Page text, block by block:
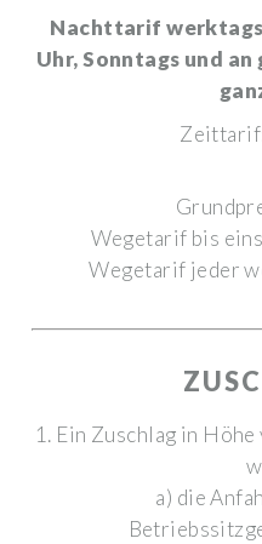
Nachttarif werktags
Uhr, Sonntags und
Wegetarif bis
Wegetarif jeder
1. Ein Zuschlag in
a) die